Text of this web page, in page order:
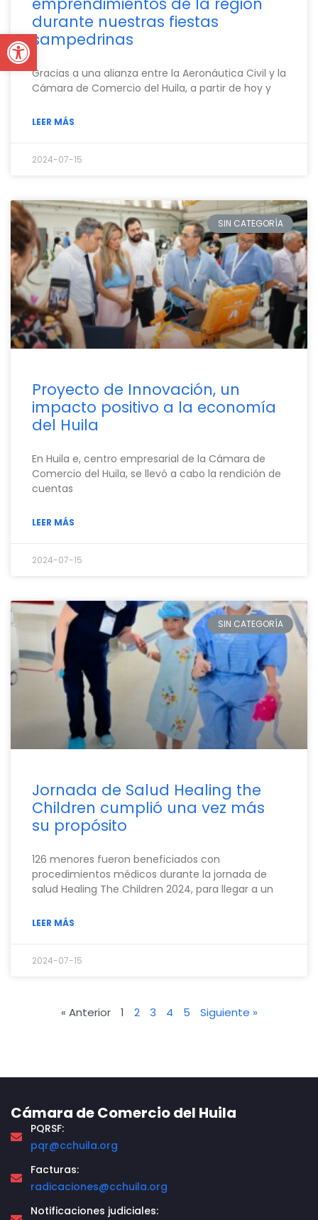
Open toolbar
durante nuestras fiestas
sampedrinas
Gracias a una alianza entre la Aeronáutica Civil y la
Cámara de Comercio del Huila, a partir de hoy y
LEER MÁS
2024-07-15
SIN CATEGORÍA
Proyecto de Innovación, un
impacto positivo a la economía
del Huila
En Huila e, centro empresarial de la Cámara de
Comercio del Huila, se llevó a cabo la rendición de
cuentas
LEER MÁS
2024-07-15
SIN CATEGORÍA
Jornada de Salud Healing the
Children cumplió una vez más
su propósito
126 menores fueron beneficiados con
procedimientos médicos durante la jornada de
salud Healing The Children 2024, para llegar a un
LEER MÁS
2024-07-15
« Anterior 1 2 3 4 5 Siguiente »
Cámara de Comercio del Huila
PQRSF:
pqr@cchuila.org
Facturas:
radicaciones@cchuila.org
Notificaciones judiciales: